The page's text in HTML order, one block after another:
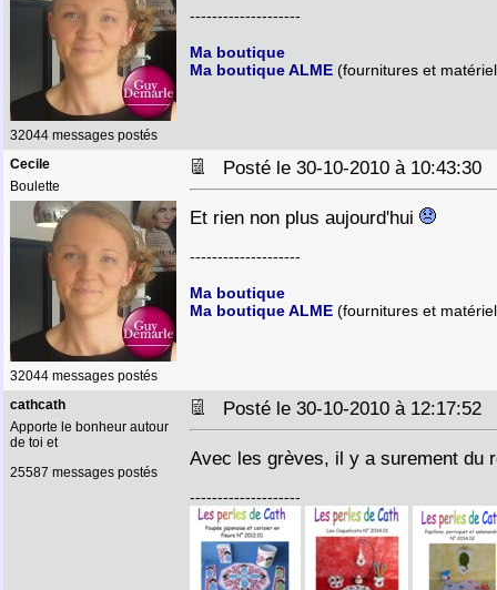
32044 messages postés
--------------------
Ma boutique
Ma boutique ALME (fournitures et
Cecile
Boulette
32044 messages postés
Posté le 30-10-2010 à 10:43:30
Et rien non plus aujourd'hui
--------------------
Ma boutique
Ma boutique ALME (fournitures et
cathcath
Apporte le bonheur autour
de toi et
25587 messages postés
Posté le 30-10-2010 à 12:17:52
Avec les grèves, il y a surement du
--------------------